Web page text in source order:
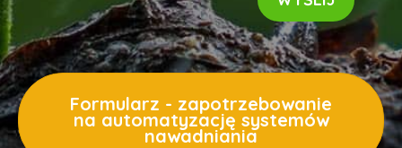
Formularz - zapotrzebowanie
na automatyzację systemów
nawadniania